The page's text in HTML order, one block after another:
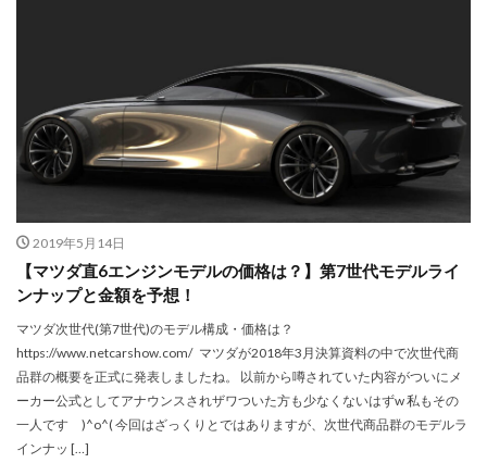
2019年5月14日
【マツダ直6エンジンモデルの価格は？】第7世代モデルライ
ンナップと金額を予想！
マツダ次世代(第7世代)のモデル構成・価格は？
https://www.netcarshow.com/ マツダが2018年3月決算資料の中で次世代商
品群の概要を正式に発表しましたね。 以前から噂されていた内容がついにメ
ーカー公式としてアナウンスされザワついた方も少なくないはずw 私もその
一人です )^o^( 今回はざっくりとではありますが、次世代商品群のモデルラ
インナッ […]